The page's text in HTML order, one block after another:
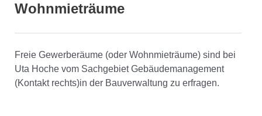
Wohnmieträume
Freie Gewerberäume (oder Wohnmieträume) sind bei
Uta Hoche vom Sachgebiet Gebäudemanagement
(Kontakt rechts)in der Bauverwaltung zu erfragen.